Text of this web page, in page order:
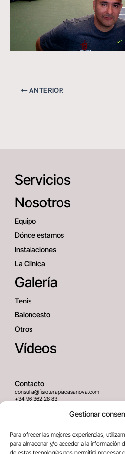
Gestionar
Para ofrecer las mejores experiencias,
para almacenar y/o acceder a la información
de estas tecnologías nos permitirá procesar
ANTERIOR
Servicios
Nosotros
Equipo
Dónde estamos
Instalaciones
La Clínica
Galería
Tenis
Baloncesto
Otros
Vídeos
Contacto
consulta@fisioterapiacasanova.com
+34 96 362 28 83
Dirección
C/ Greses Nº12 (Bajo) 46020
Valencia, España